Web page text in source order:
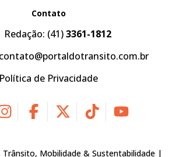
Contato
Redação: (41)3361-1812
contato@portaldotransito.com.br
Política de Privacidade
Mobilidade & Sustentabilidade |